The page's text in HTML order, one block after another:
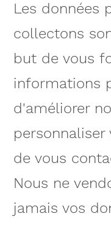
Les données
collectons
but de vous
informations
d'améliorer
personnaliser
de vous
Nous ne
jamais vos